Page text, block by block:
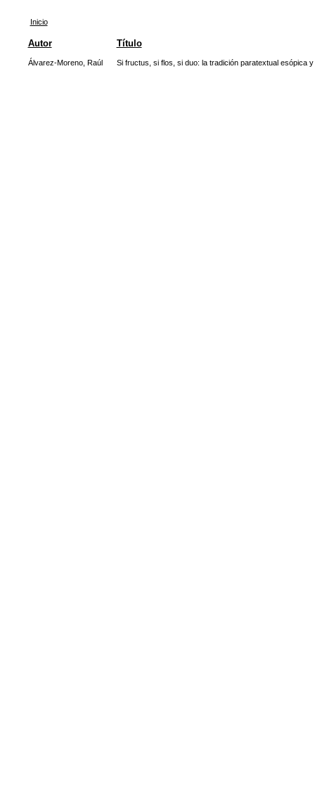
Inicio
Autor Título
Álvarez-Moreno, Raúl Si fructus, si flos, si duo: la tradición paratextual esópica